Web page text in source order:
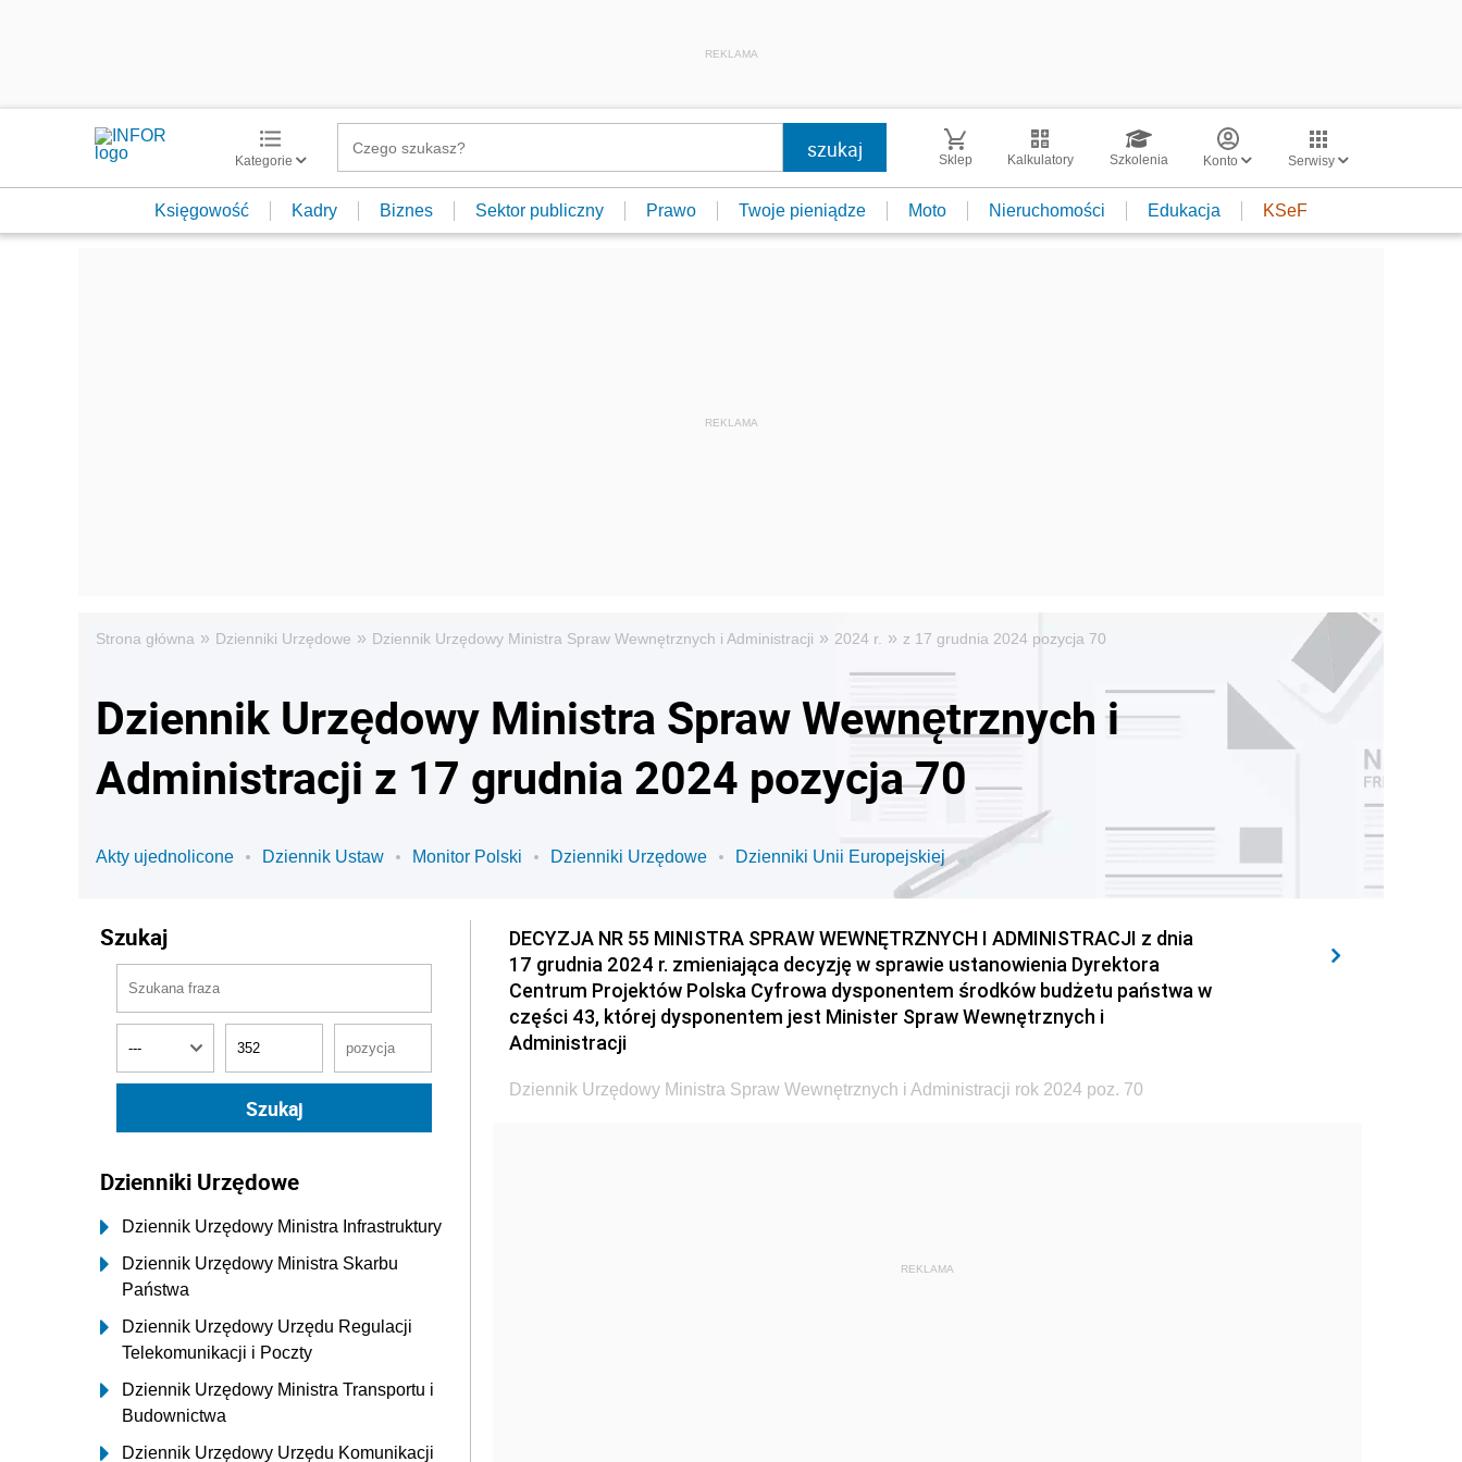
REKLAMA
Kategorie Sklep Kalkulatory Szkolenia Konto Serwisy
Księgowość Kadry Biznes Sektor publiczny Prawo Twoje pieniądze Moto Nieruchomości Edukacja KSeF
Strona główna » Dzienniki Urzędowe » Dziennik Urzędowy Ministra Spraw Wewnętrznych i Administracji » 2024 r. » z 17 grudnia 2024 pozycja 70
Dziennik Urzędowy Ministra Spraw Wewnętrznych i
Administracji z 17 grudnia 2024 pozycja 70
Akty ujednolicone Dziennik Ustaw Monitor Polski Dzienniki Urzędowe Dzienniki Unii Europejskiej
Szukaj
Dzienniki Urzędowe
Dziennik Urzędowy Ministra Infrastruktury
Dziennik Urzędowy Ministra Skarbu
Państwa
Dziennik Urzędowy Urzędu Regulacji
Telekomunikacji i Poczty
Dziennik Urzędowy Ministra Transportu i
Budownictwa
Dziennik Urzędowy Urzędu Komunikacji
DECYZJA NR 55 MINISTRA SPRAW WEWNĘTRZNYCH I ADMINISTRACJI z dnia
17 grudnia 2024 r. zmieniająca decyzję w sprawie ustanowienia Dyrektora
Centrum Projektów Polska Cyfrowa dysponentem środków budżetu państwa w
części 43, której dysponentem jest Minister Spraw Wewnętrznych i
Administracji
Dziennik Urzędowy Ministra Spraw Wewnętrznych i Administracji rok 2024 poz. 70
REKLAMA